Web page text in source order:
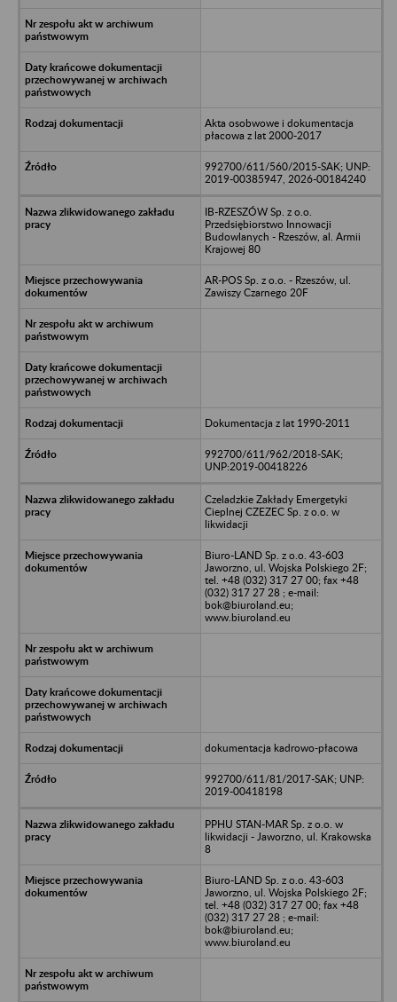
Akta osobwowe i dokumentacja
płacowa z lat 2000-2017
992700/611/560/2015-SAK; UNP:
2019-00385947, 2026-00184240
IB-RZESZÓW Sp. z o.o.
Przedsiębiorstwo Innowacji
Budowlanych - Rzeszów, al. Armii
Krajowej 80
AR-POS Sp. z o.o. - Rzeszów, ul.
Zawiszy Czarnego 20F
Dokumentacja z lat 1990-2011
992700/611/962/2018-SAK;
UNP:2019-00418226
Czeladzkie Zakłady Emergetyki
Cieplnej CZEZEC Sp. z o.o. w
likwidacji
Biuro-LAND Sp. z o.o. 43-603
Jaworzno, ul. Wojska Polskiego 2F;
tel. +48 (032) 317 27 00; fax +48
(032) 317 27 28 ; e-mail:
bok@biuroland.eu;
www.biuroland.eu
dokumentacja kadrowo-płacowa
992700/611/81/2017-SAK; UNP:
2019-00418198
PPHU STAN-MAR Sp. z o.o. w
likwidacji - Jaworzno, ul. Krakowska
8
Biuro-LAND Sp. z o.o. 43-603
Jaworzno, ul. Wojska Polskiego 2F;
tel. +48 (032) 317 27 00; fax +48
(032) 317 27 28 ; e-mail:
bok@biuroland.eu;
www.biuroland.eu